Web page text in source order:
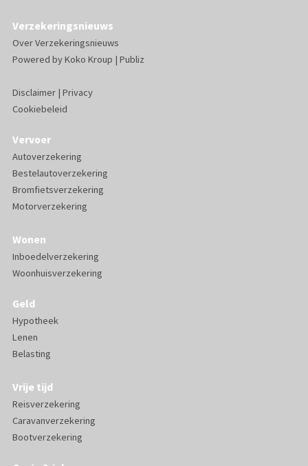
Verzekeringsnieuws
Over Verzekeringsnieuws
Powered byKoko Kroup | Publiz
Disclaimer| Privacy
Cookiebeleid
Vervoer
Autoverzekering
Bestelautoverzekering
Bromfietsverzekering
Motorverzekering
Wonen
Inboedelverzekering
Woonhuisverzekering
Geld
Hypotheek
Lenen
Belasting
Vrije tijd
Reisverzekering
Caravanverzekering
Bootverzekering